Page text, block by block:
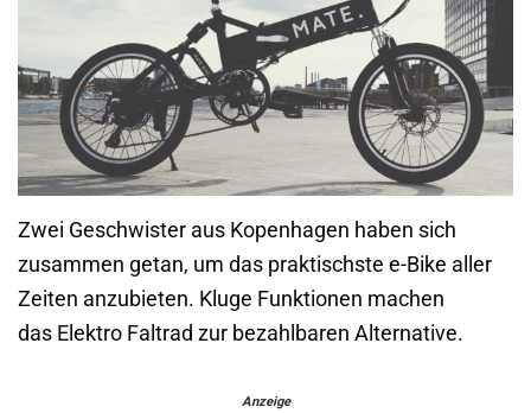
Zwei Geschwister aus Kopenhagen haben sich
zusammen getan, um das praktischste e-Bike aller
Zeiten anzubieten. Kluge Funktionen machen
das Elektro Faltrad zur bezahlbaren Alternative.
Anzeige